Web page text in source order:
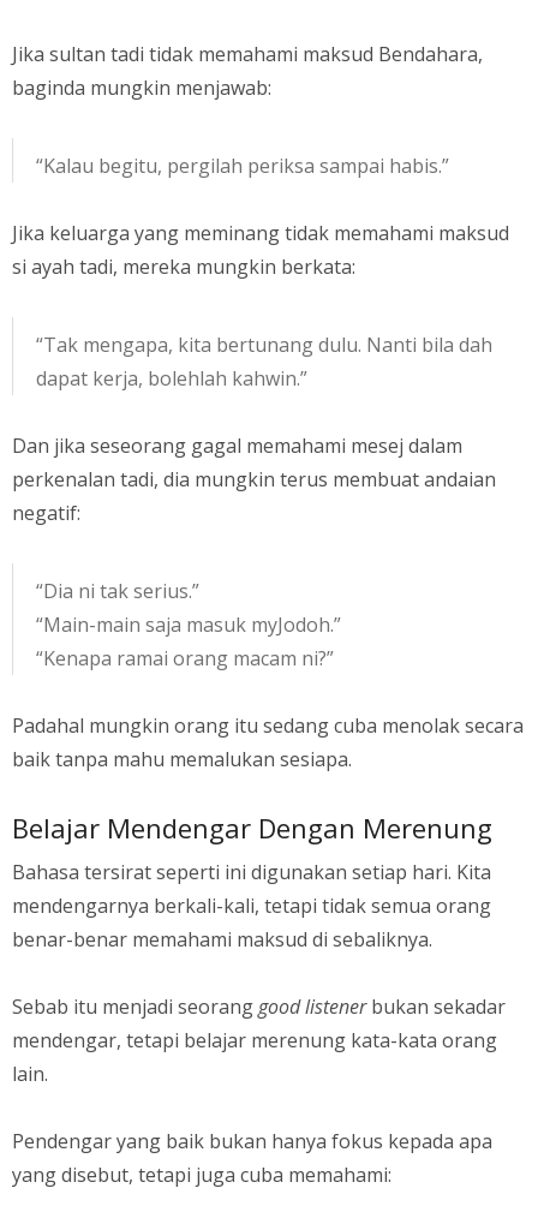
Jika sultan tadi tidak memahami maksud Bendahara,
baginda mungkin menjawab:
“Kalau begitu, pergilah periksa sampai habis.”
Jika keluarga yang meminang tidak memahami maksud
si ayah tadi, mereka mungkin berkata:
“Tak mengapa, kita bertunang dulu. Nanti bila dah
dapat kerja, bolehlah kahwin.”
Dan jika seseorang gagal memahami mesej dalam
perkenalan tadi, dia mungkin terus membuat andaian
negatif:
“Dia ni tak serius.”
“Main-main saja masuk myJodoh.”
“Kenapa ramai orang macam ni?”
Padahal mungkin orang itu sedang cuba menolak secara
baik tanpa mahu memalukan sesiapa.
Belajar Mendengar Dengan Merenung
Bahasa tersirat seperti ini digunakan setiap hari. Kita
mendengarnya berkali-kali, tetapi tidak semua orang
benar-benar memahami maksud di sebaliknya.
Sebab itu menjadi seoranggood listenerbukan sekadar
mendengar, tetapi belajar merenung kata-kata orang
lain.
Pendengar yang baik bukan hanya fokus kepada apa
yang disebut, tetapi juga cuba memahami: